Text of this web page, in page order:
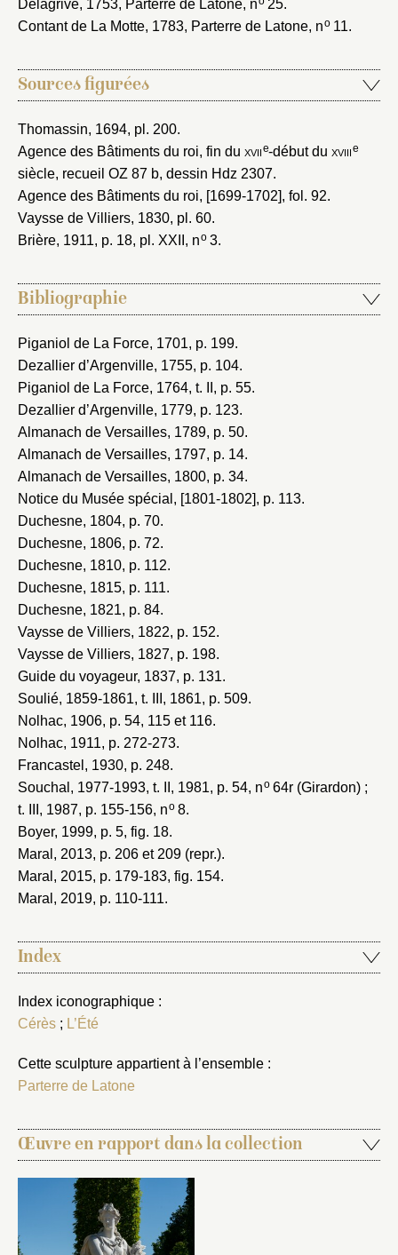
Delagrive, 1753, Parterre de Latone, n 25.
Contant de La Motte, 1783, Parterre de Latone, no11.
Sources figurées
Thomassin, 1694, pl. 200.
Agence des Bâtiments du roi, fin du xviie-début du xviiie
siècle, recueil OZ 87 b, dessin Hdz 2307.
Agence des Bâtiments du roi, [1699-1702], fol. 92.
Vaysse de Villiers, 1830, pl. 60.
Brière, 1911, p. 18, pl. XXII, no3.
Bibliographie
Piganiol de La Force, 1701, p. 199.
Dezallier d’Argenville, 1755, p. 104.
Piganiol de La Force, 1764, t. II, p. 55.
Dezallier d’Argenville, 1779, p. 123.
Almanach de Versailles, 1789, p. 50.
Almanach de Versailles, 1797, p. 14.
Almanach de Versailles, 1800, p. 34.
Notice du Musée spécial, [1801-1802], p. 113.
Duchesne, 1804, p. 70.
Duchesne, 1806, p. 72.
Duchesne, 1810, p. 112.
Duchesne, 1815, p. 111.
Duchesne, 1821, p. 84.
Vaysse de Villiers, 1822, p. 152.
Vaysse de Villiers, 1827, p. 198.
Guide du voyageur, 1837, p. 131.
Soulié, 1859-1861, t. III, 1861, p. 509.
Nolhac, 1906, p. 54, 115 et 116.
Nolhac, 1911, p. 272-273.
Francastel, 1930, p. 248.
Souchal, 1977-1993, t. II, 1981, p. 54, no64r (Girardon) ;
t. III, 1987, p. 155-156, no8.
Boyer, 1999, p. 5, fig. 18.
Maral, 2013, p. 206 et 209 (repr.).
Maral, 2015, p. 179-183, fig. 154.
Maral, 2019, p. 110-111.
Index
Index iconographique :
Cérès ; L’Été
Cette sculpture appartient à l’ensemble :
Parterre de Latone
Œuvre en rapport dans la collection